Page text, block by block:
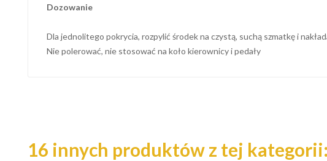
Dozowanie
Dla jednolitego pokrycia, rozpylić środek na czystą, suchą szmatkę i
Nie polerować, nie stosować na koło kierownicy i pedały
16 innych produktów z tej kategorii: